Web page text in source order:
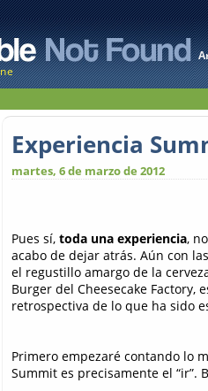
Experiencia
martes, 6 de marzo de 2012
Pues sí, toda una experiencia,
acabo de dejar atrás. Aún con
el regustillo amargo de la
Burger del Cheesecake
retrospectiva de lo que ha sido
Primero empezaré contando lo
Summit es precisamente el “ir”.